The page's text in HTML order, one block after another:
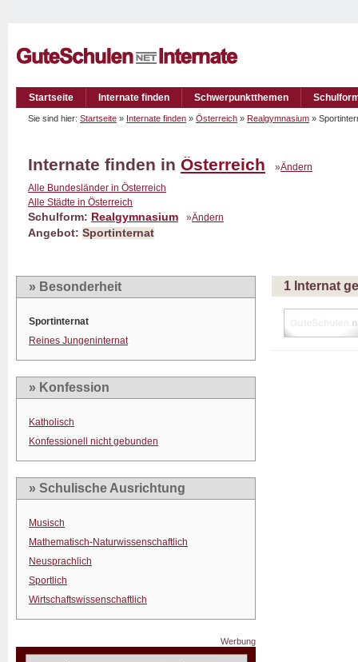
Startseite Internate finden Schwerpunktthemen
Sie sind hier: Startseite » Internate finden » Österreich » Realgymnasium »
Internate finden in Österreich »Ändern
Alle Bundesländer in Österreich
Alle Städte in Österreich
Schulform: Realgymnasium »Ändern
Angebot: Sportinternat
» Besonderheit
Sportinternat
Reines Jungeninternat
» Konfession
Katholisch
Konfessionell nicht gebunden
» Schulische Ausrichtung
Musisch
Mathematisch-Naturwissenschaftlich
Neusprachlich
Sportlich
Wirtschaftswissenschaftlich
Werbung
1 Internat